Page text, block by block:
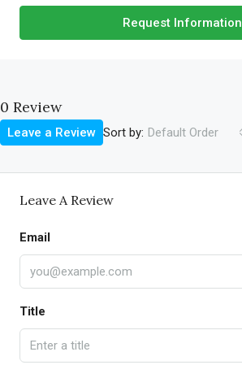
Request Information
0 Review
Sort by: Default Order
Leave a Review
Leave A Review
Email
Title